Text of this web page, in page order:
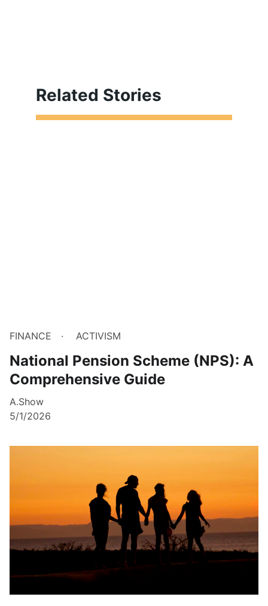
Related Stories
FINANCE ACTIVISM
National Pension Scheme (NPS): A
Comprehensive Guide
A.Show
5/1/2026